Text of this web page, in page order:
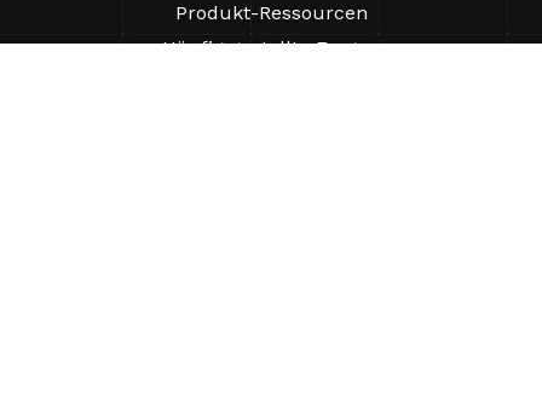
Produkt-Ressourcen
Häufig gestellte Fragen